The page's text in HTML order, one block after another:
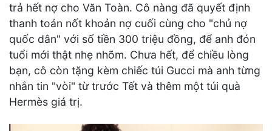
trả hết nợ cho Văn Toàn. Cô nàng đã quyết định
thanh toán nốt khoản nợ cuối cùng cho "chủ nợ
quốc dân" với số tiền 300 triệu đồng, để anh đón
tuổi mới thật nhẹ nhõm. Chưa hết, để chiều lòng
bạn, cô còn tặng kèm chiếc túi Gucci mà anh từng
nhắn tin "vòi" từ trước Tết và thêm một túi quà
Hermès giá trị.